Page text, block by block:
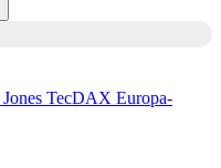
TecDAX Europa-